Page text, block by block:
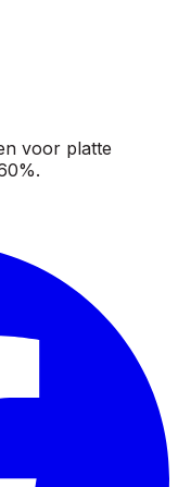
voor platte